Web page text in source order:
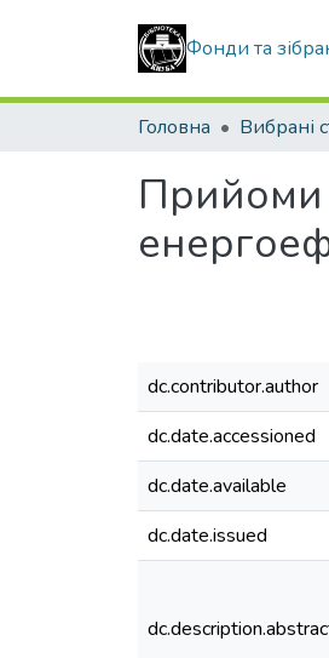
Фонди та
Головна
Прийоми
dc.contributor.author
dc.date.accessioned
dc.date.available
dc.date.issued